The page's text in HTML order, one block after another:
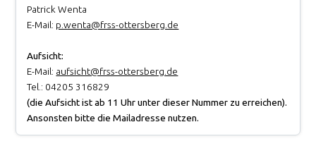
Patrick Wenta
E-Mail: p.wenta@frss-ottersberg.de
Aufsicht:
E-Mail: aufsicht@frss-ottersberg.de
Tel.: 04205 316829
(die Aufsicht ist ab 11 Uhr unter dieser Nummer zu erreichen).
Ansonsten bitte die Mailadresse nutzen.